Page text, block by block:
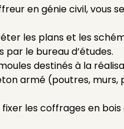
en génie civil, vous
les plans et les
le bureau d’études.
destinés à la
armé (poutres, murs,
les coffrages en bois